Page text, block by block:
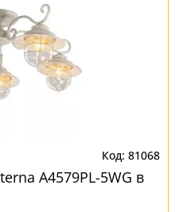
81068
A4579PL-5WG в